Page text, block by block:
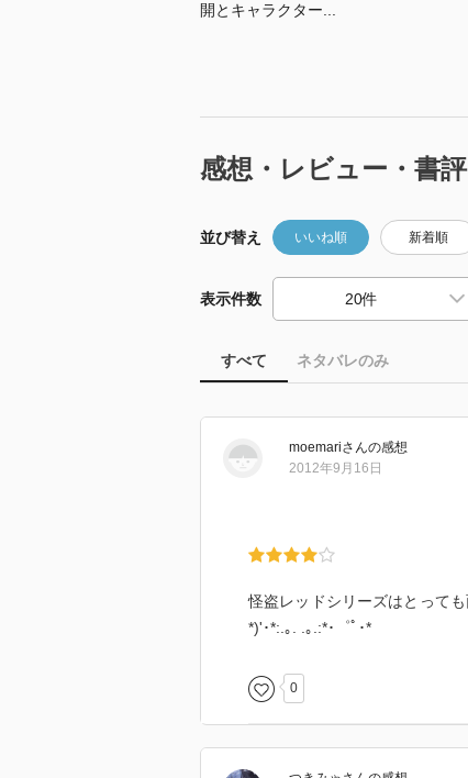
開とキャラクター...
感想・レビュー・書評
並び替え いいね順 新着順
表示件数
すべて ネタバレのみ
moemariさんの感想
2012年9月16日
怪盗レッドシリーズはとって
*)'･*:.｡. .｡.:*･゜ﾟ･*
0